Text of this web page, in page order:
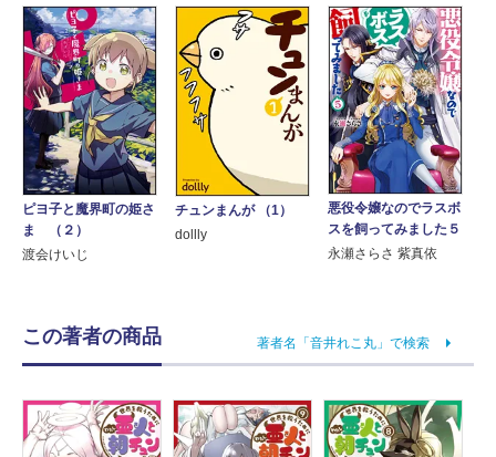
ピヨ子と魔界町の姫さ
ま （２）
渡会けいじ
チュンまんが （1）
dollly
悪役令嬢なのでラスボ
スを飼ってみました５
永瀬さらさ 紫真依
この著者の商品 著者名「音井れこ丸」で検索